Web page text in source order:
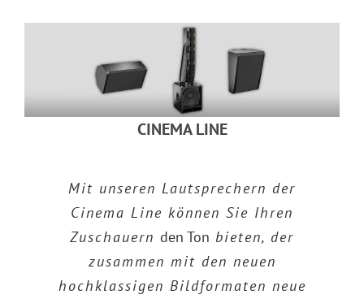
CINEMA LINE
Mit unseren Lautsprechern der
Cinema Line können Sie Ihren
Zuschauern den Ton bieten, der
zusammen mit den neuen
hochklassigen Bildformaten neue